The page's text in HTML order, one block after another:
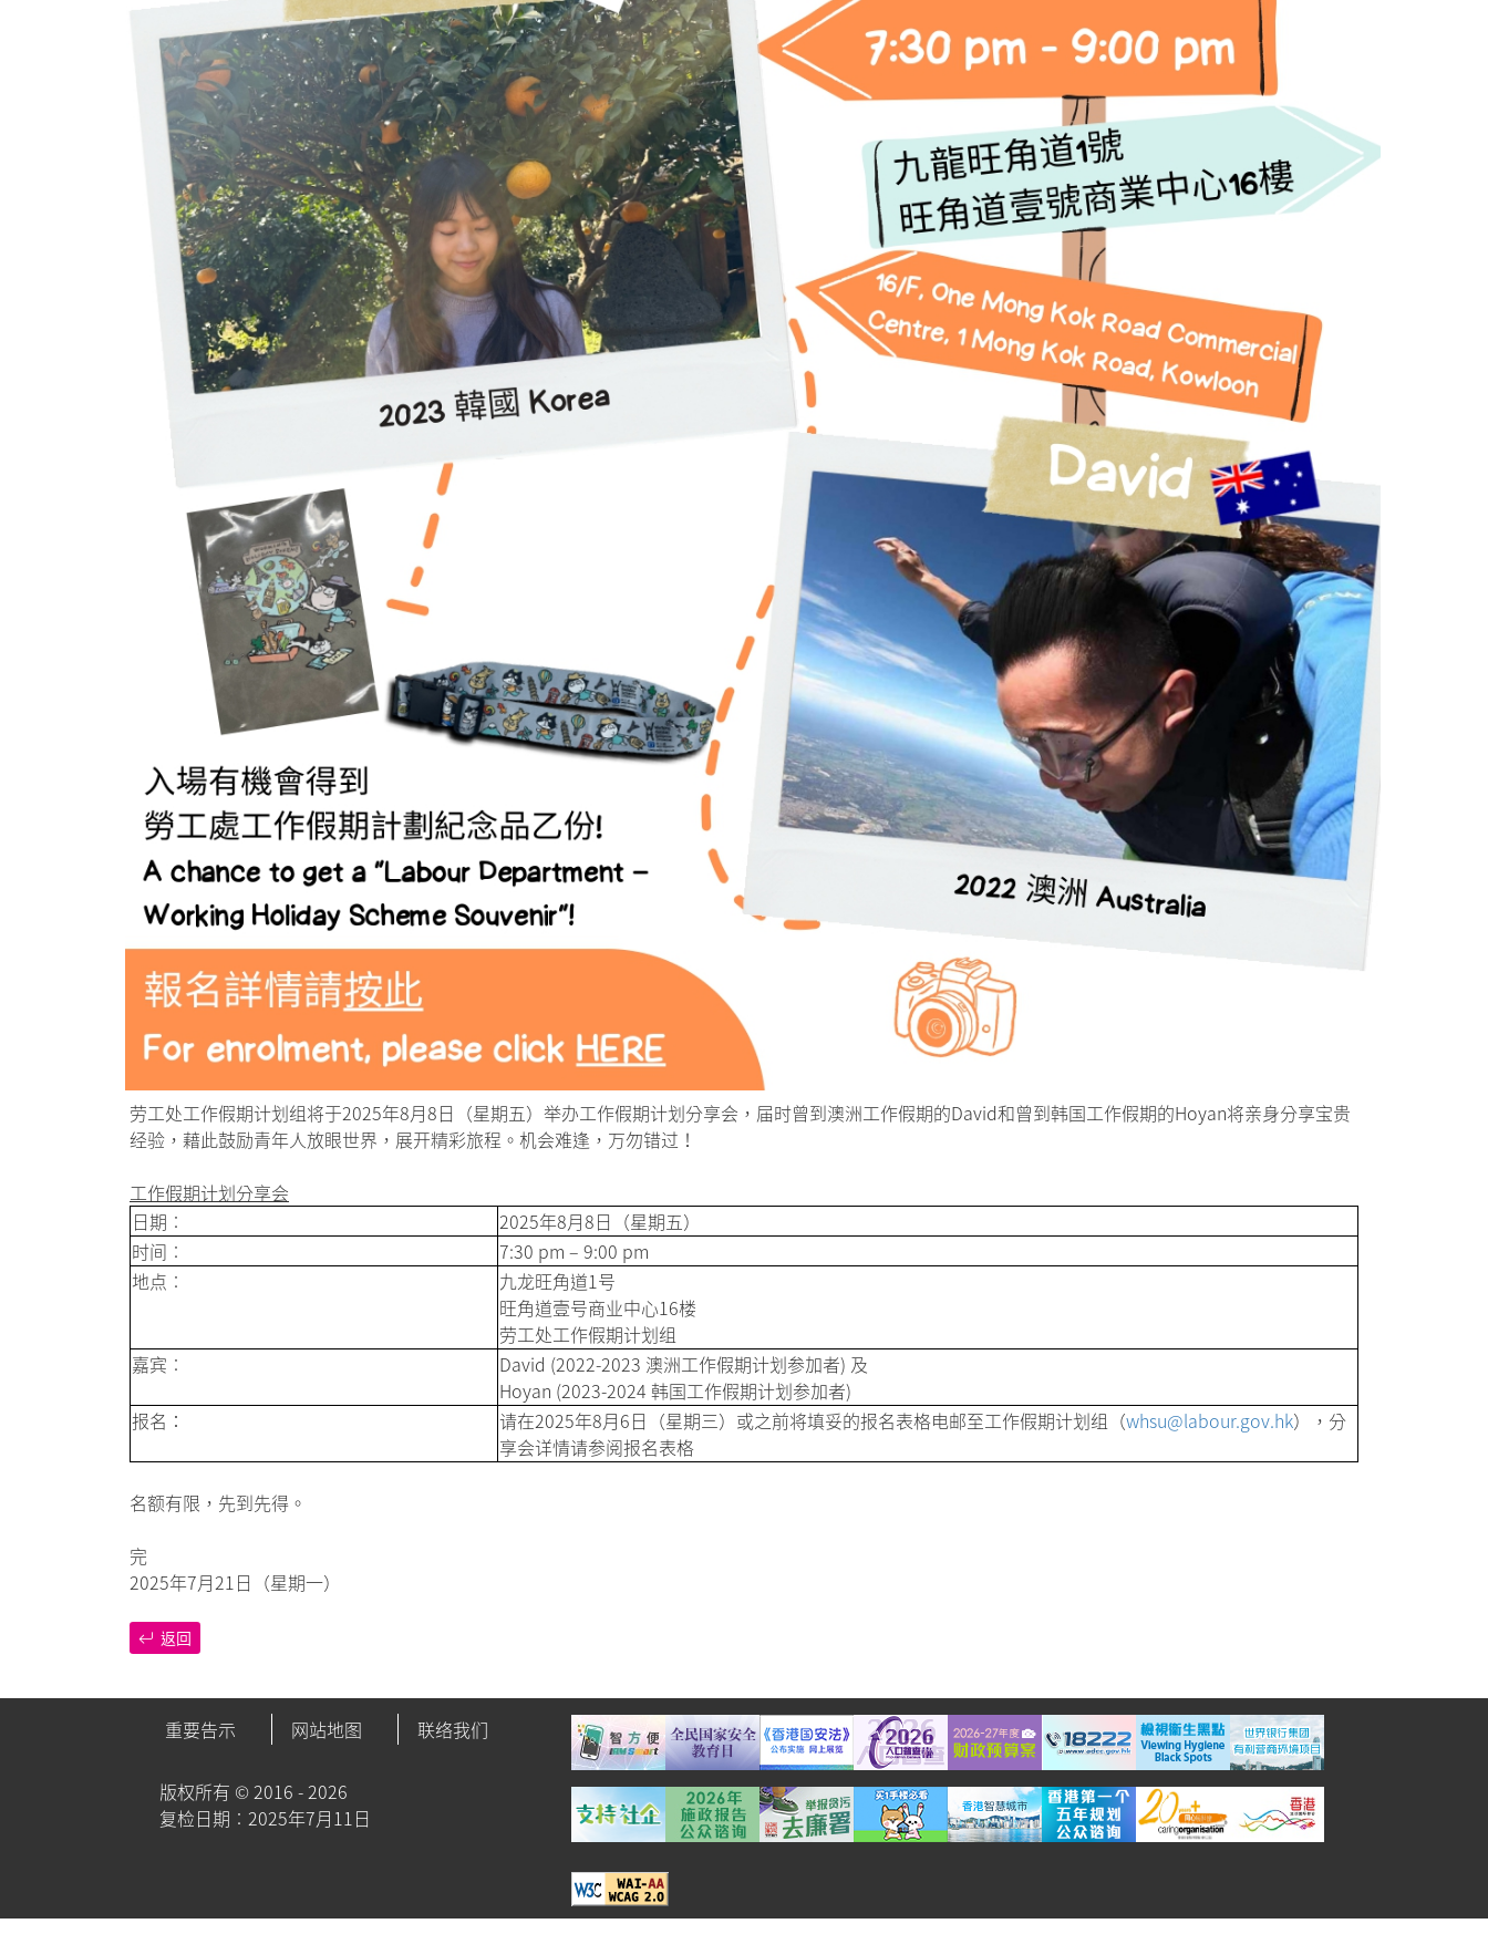
劳工处工作假期计划组将于2025年8月8日（星期五）举办工作假期计划分享会，届时曾到澳洲工作假期的David和曾到韩国工作假期的Hoyan将亲身分享宝贵
经验，藉此鼓励青年人放眼世界，展开精彩旅程。机会难逢，万勿错过！
工作假期计划分享会
日期︰
2025年8月8日（星期五）
时间︰
7:30 pm – 9:00 pm
地点︰
九龙旺角道1号
旺角道壹号商业中心16楼
劳工处工作假期计划组
嘉宾︰
David (2022-2023 澳洲工作假期计划参加者) 及
Hoyan (2023-2024 韩国工作假期计划参加者)
报名：
请在2025年8月6日（星期三）或之前将填妥的报名表格电邮至工作假期计划组（whsu@labour.gov.hk），分
享会详情请参阅报名表格
名额有限，先到先得。
完
2025年7月21日（星期一）
返回
重要告示 网站地图 联络我们
版权所有 © 2016 - 2026
复检日期︰2025年7月11日